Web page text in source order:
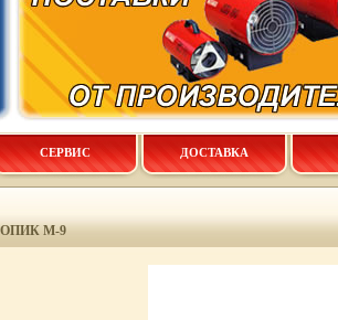
СЕРВИС ДОСТАВКА
М-9